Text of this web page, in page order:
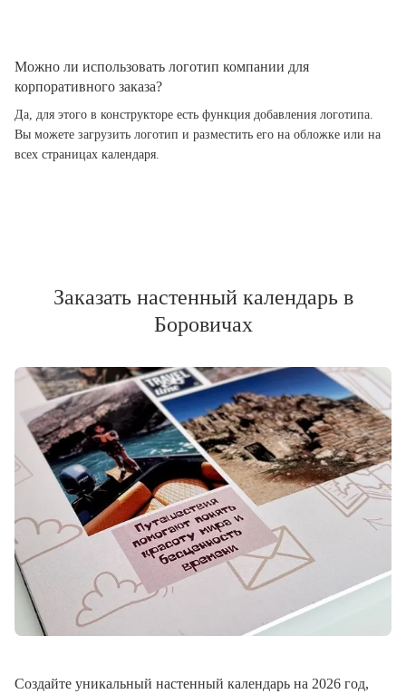
Можно ли использовать логотип компании для
корпоративного заказа?
Да, для этого в конструкторе есть функция добавления логотипа.
Вы можете загрузить логотип и разместить его на обложке или на
всех страницах календаря.
Заказать настенный календарь в
Боровичах
Создайте уникальный настенный календарь на 2026 год,